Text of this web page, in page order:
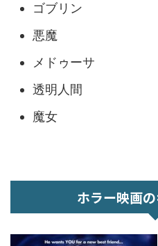
ゴブリン
悪魔
メドゥーサ
透明人間
魔女
ホラー映画